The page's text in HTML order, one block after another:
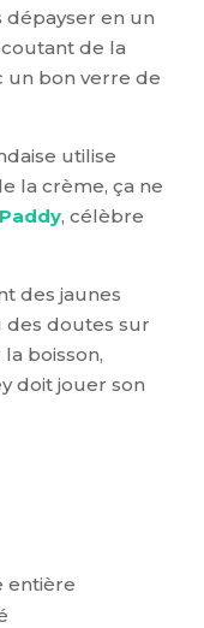
dépayser en un
de la
un bon verre de
utilise
la crème, ça ne
Paddy, célèbre
des jaunes
des doutes sur
boisson,
doit jouer son
entière